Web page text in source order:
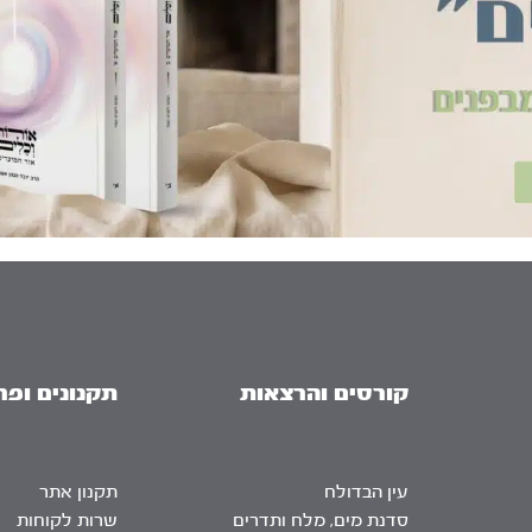
קורסים והרצאות
עין הבדולח
סדנת מים, מלח ותדרים
תקנונים
תקנון אתר
שרות לקוחות